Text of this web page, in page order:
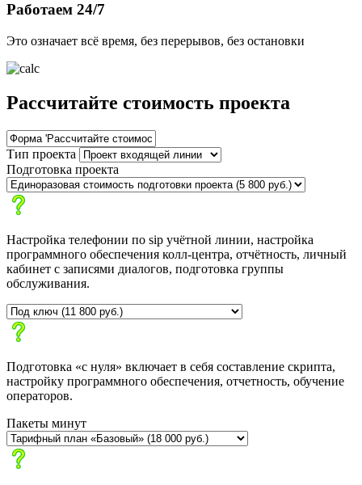
Работаем 24/7
Это означает всё время, без перерывов, без остановки
Рассчитайте стоимость проекта
Тип проекта
Подготовка проекта
Настройка телефонии по sip учётной линии, настройка
программного обеспечения колл-центра, отчётность, личный
кабинет с записями диалогов, подготовка группы
обслуживания.
Подготовка «с нуля» включает в себя составление скрипта,
настройку программного обеспечения, отчетность, обучение
операторов.
Пакеты минут